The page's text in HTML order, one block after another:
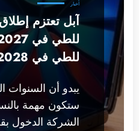
أخبار
آبل تعتزم
للطي في 2028
يبدو أن السنوات
ستكون مهمة
الشركة الدخول